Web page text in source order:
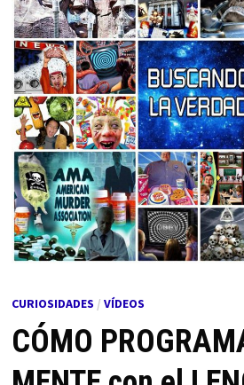
CURIOSIDADES / VÍDEOS
CÓMO